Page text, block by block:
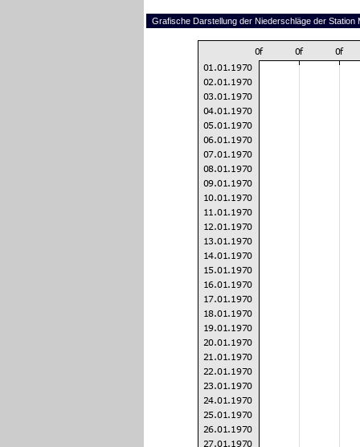
Grafische Darstellung der Niederschläge der Station